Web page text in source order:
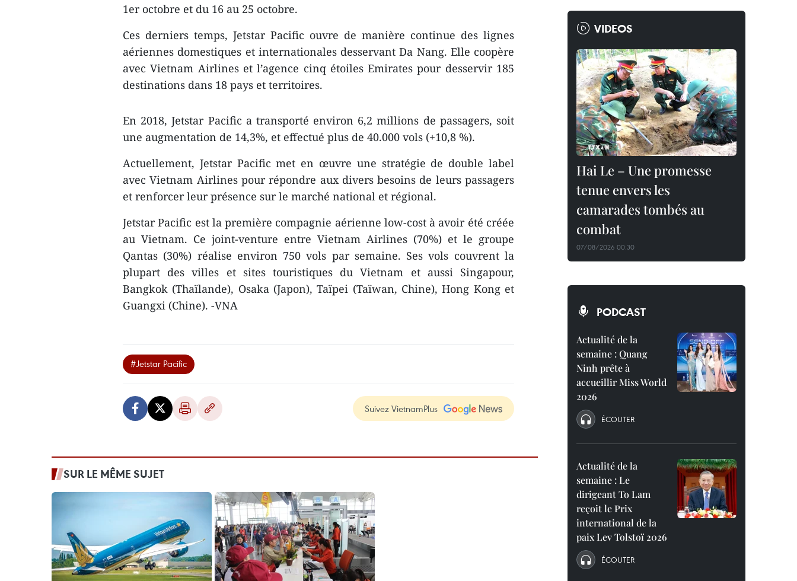
1er octobre et du 16 au 25 octobre.
Ces derniers temps, Jetstar Pacific ouvre de manière continue des lignes
aériennes domestiques et internationales desservant Da Nang. Elle coopère
avec Vietnam Airlines et l’agence cinq étoiles Emirates pour desservir 185
destinations dans 18 pays et territoires.
En 2018, Jetstar Pacific a transporté environ 6,2 millions de passagers, soit
une augmentation de 14,3%, et effectué plus de 40.000 vols (+10,8 %).
Actuellement, Jetstar Pacific met en œuvre une stratégie de double label
avec Vietnam Airlines pour répondre aux divers besoins de leurs passagers
et renforcer leur présence sur le marché national et régional.
Jetstar Pacific est la première compagnie aérienne low-cost à avoir été créée
au Vietnam. Ce joint-venture entre Vietnam Airlines (70%) et le groupe
Qantas (30%) réalise environ 750 vols par semaine. Ses vols couvrent la
plupart des villes et sites touristiques du Vietnam et aussi Singapour,
Bangkok (Thaïlande), Osaka (Japon), Taïpei (Taïwan, Chine), Hong Kong et
Guangxi (Chine). -VNA
#Jetstar Pacific
Suivez VietnamPlus
SUR LE MÊME SUJET
VIDEOS
Hai Le – Une promesse
tenue envers les
camarades tombés au
combat
07/08/2026 00:30
PODCAST
Actualité de la
semaine : Quang
Ninh prête à
accueillir Miss World
2026
ÉCOUTER
Actualité de la
semaine : Le
dirigeant To Lam
reçoit le Prix
international de la
paix Lev Tolstoï 2026
ÉCOUTER